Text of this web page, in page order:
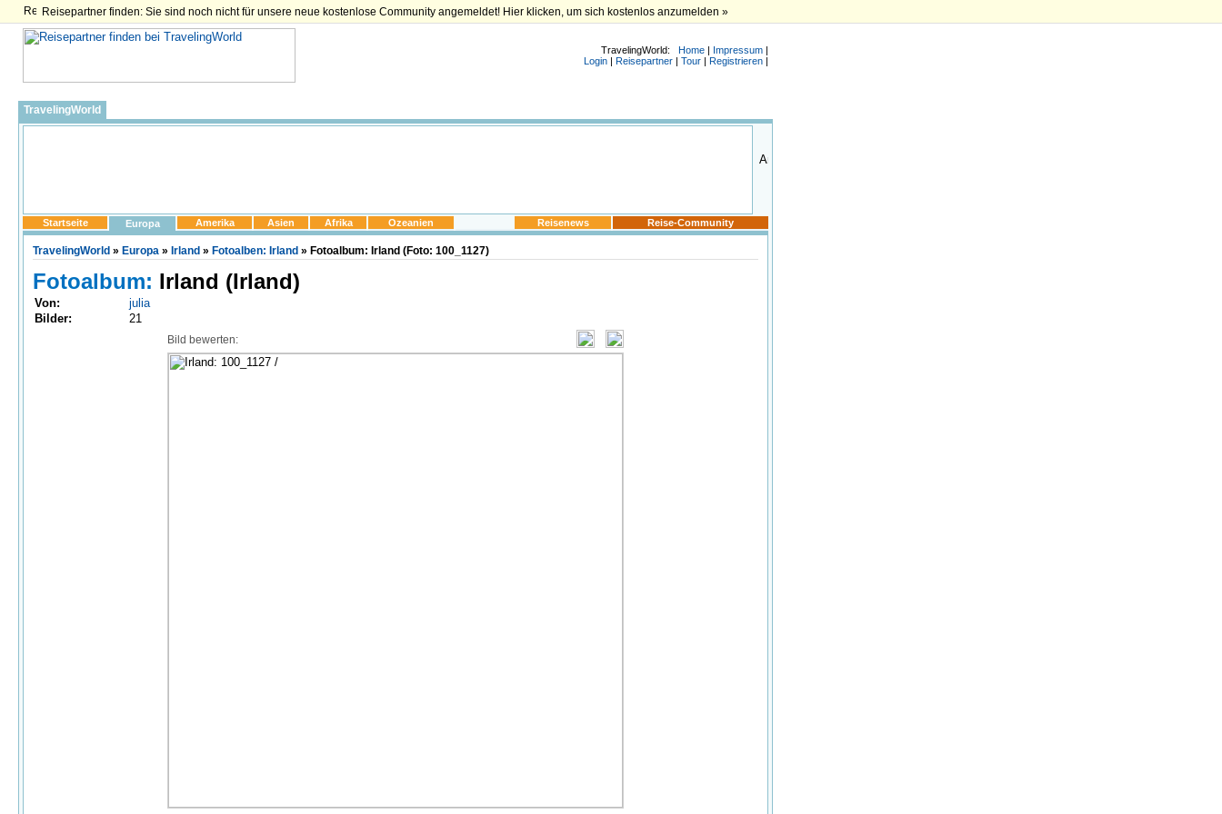
Reisepartner finden: Sie sind noch nicht für unsere neue kostenlose Community angemeldet! Hier klicken, um sich kostenlos anzumelden »
TravelingWorld: Home | Impressum |
Login | Reisepartner | Tour | Registrieren |
TravelingWorld
Startseite Europa Amerika Asien Afrika Ozeanien Reisenews Reise-Community
TravelingWorld » Europa » Irland » Fotoalben: Irland » Fotoalbum: Irland (Foto: 100_1127)
Fotoalbum: Irland (Irland)
Von:
julia
Bilder:
21
Bild bewerten: